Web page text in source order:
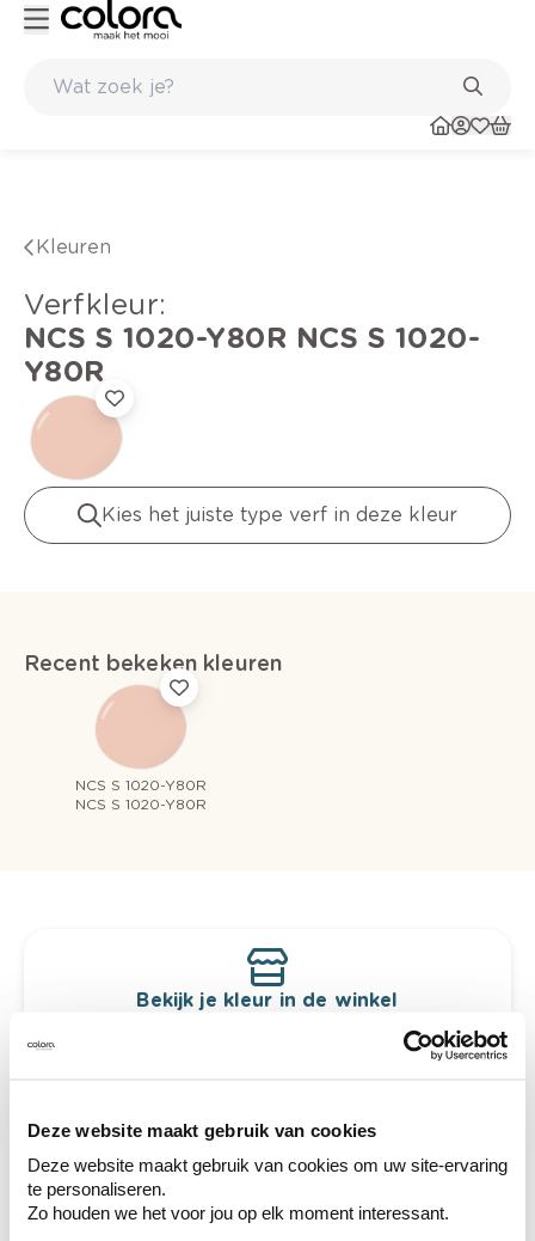
Deze website maakt gebruik van cookies
Deze website maakt gebruik van cookies om uw site-ervaring
te personaliseren.
Zo houden we het voor jou op elk moment interessant.
Kleuren
verfkleur:
NCS S 1020-Y80R NCS S 1020-
Y80R
Kies het juiste type verf in deze kleur
Recent bekeken kleuren
NCS S 1020-Y80R
NCS S 1020-Y80R
Bekijk je kleur in de winkel
Ontdek er kleurechte stalen van je
Krijg persoonlijk advies om kleuren te
combineren.